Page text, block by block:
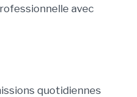
avec
quotidiennes